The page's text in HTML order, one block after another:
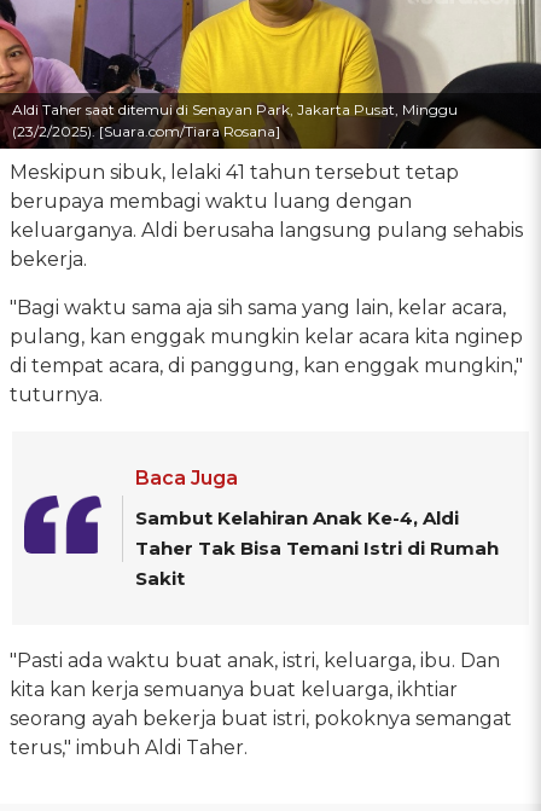
Aldi Taher saat ditemui di Senayan Park, Jakarta Pusat, Minggu
(23/2/2025). [Suara.com/Tiara Rosana]
Meskipun sibuk, lelaki 41 tahun tersebut tetap
berupaya membagi waktu luang dengan
keluarganya. Aldi berusaha langsung pulang sehabis
bekerja.
"Bagi waktu sama aja sih sama yang lain, kelar acara,
pulang, kan enggak mungkin kelar acara kita nginep
di tempat acara, di panggung, kan enggak mungkin,"
tuturnya.
Baca Juga
Sambut Kelahiran Anak Ke-4, Aldi
Taher Tak Bisa Temani Istri di Rumah
Sakit
"Pasti ada waktu buat anak, istri, keluarga, ibu. Dan
kita kan kerja semuanya buat keluarga, ikhtiar
seorang ayah bekerja buat istri, pokoknya semangat
terus," imbuh Aldi Taher.